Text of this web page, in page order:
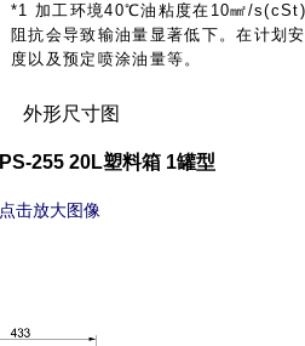
*1 加工环境40℃油粘度在10㎟/s(cSt)
阻抗会导致输油量显著低下。在计划
度以及预定喷涂油量等。
外形尺寸图
PS-255 20L塑料箱 1罐型
点击放大图像